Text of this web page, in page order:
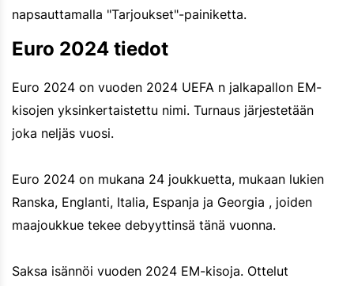
napsauttamalla "Tarjoukset"-painiketta.
Euro 2024 tiedot
Euro 2024 on vuoden 2024 UEFA n jalkapallon EM-
kisojen yksinkertaistettu nimi. Turnaus järjestetään
joka neljäs vuosi.
Euro 2024 on mukana 24 joukkuetta, mukaan lukien
Ranska, Englanti, Italia, Espanja ja Georgia , joiden
maajoukkue tekee debyyttinsä tänä vuonna.
Saksa isännöi vuoden 2024 EM-kisoja. Ottelut